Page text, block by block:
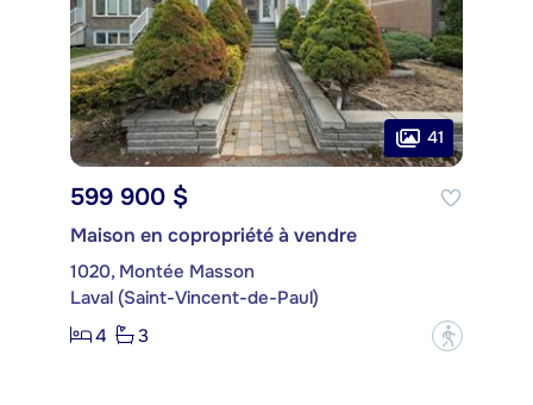
41
599 900 $
Maison en copropriété à vendre
1020, Montée Masson
Laval (Saint-Vincent-de-Paul)
4
3 ?